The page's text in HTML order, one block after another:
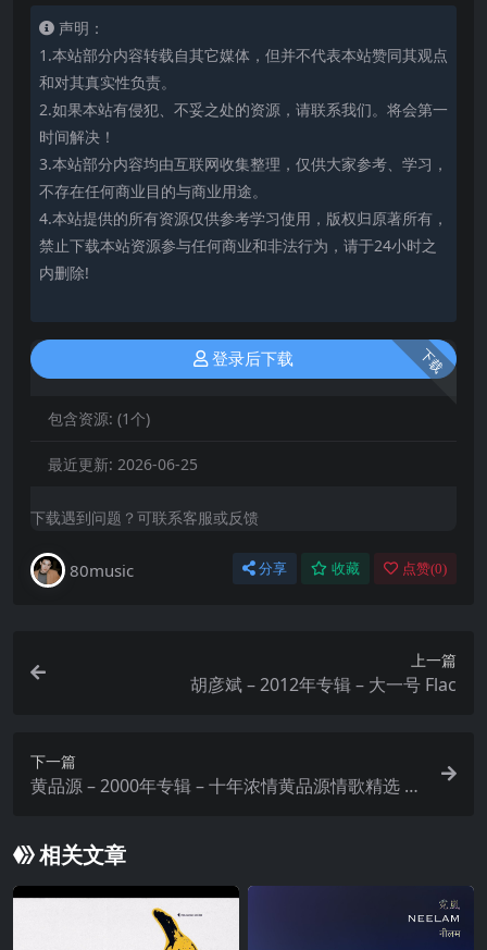
声明：
1.本站部分内容转载自其它媒体，但并不代表本站赞同其观点
和对其真实性负责。
2.如果本站有侵犯、不妥之处的资源，请联系我们。将会第一
时间解决！
3.本站部分内容均由互联网收集整理，仅供大家参考、学习，
不存在任何商业目的与商业用途。
4.本站提供的所有资源仅供参考学习使用，版权归原著所有，
禁止下载本站资源参与任何商业和非法行为，请于24小时之
内删除!
下载
登录后下载
包含资源: (1个)
最近更新: 2026-06-25
下载遇到问题？可联系客服或反馈
80music 分享 收藏 点赞(0)
上一篇
胡彦斌 – 2012年专辑 – 大一号 Flac
下一篇
黄品源 – 2000年专辑 – 十年浓情黄品源情歌精选 Fl
相关文章